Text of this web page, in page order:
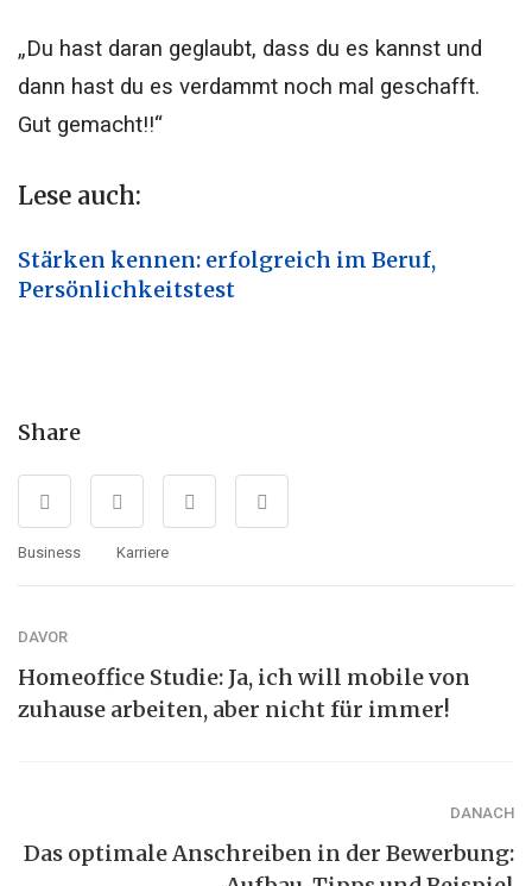
„Du hast daran geglaubt, dass du es kannst und
dann hast du es verdammt noch mal geschafft.
Gut gemacht!!“
Lese auch:
Stärken kennen: erfolgreich im Beruf,
Persönlichkeitstest
Share
Business Karriere
DAVOR
Homeoffice Studie: Ja, ich will mobile von
zuhause arbeiten, aber nicht für immer!
DANACH
Das optimale Anschreiben in der Bewerbung: